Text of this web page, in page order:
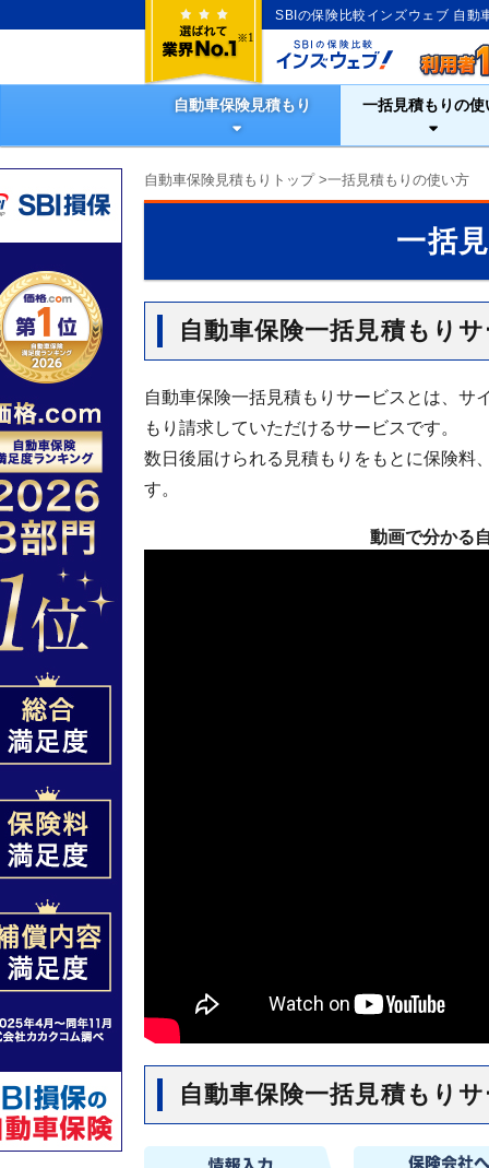
SBIの保険比較インズウェブ 自動
自動車保険見積もり 一括見積もりの使
自動車保険見積もりトップ>一括見積もりの使い方
一括
自動車保険一括見積もり
自動車保険一括見積もりサービスとは、サ
もり請求していただけるサービスです。
数日後届けられる見積もりをもとに保険料
す。
動画で分かる
自動車保険一括見積もり